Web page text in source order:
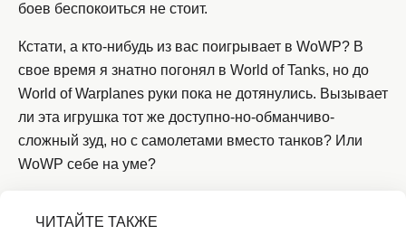
боев беспокоиться не стоит.
Кстати, а кто-нибудь из вас поигрывает в WoWP? В
свое время я знатно погонял в World of Tanks, но до
World of Warplanes руки пока не дотянулись. Вызывает
ли эта игрушка тот же доступно-но-обманчиво-
сложный зуд, но с самолетами вместо танков? Или
WoWP себе на уме?